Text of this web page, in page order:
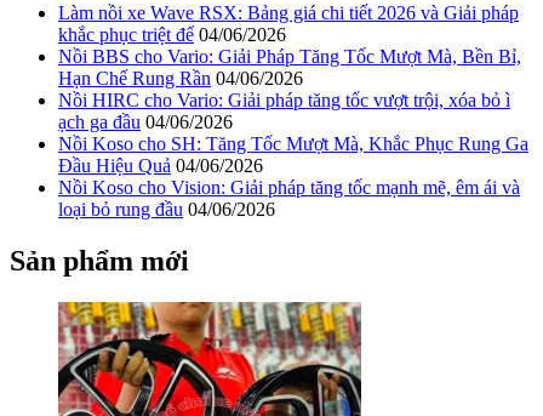
Làm nồi xe Wave RSX: Bảng giá chi tiết 2026 và Giải pháp
khắc phục triệt để 04/06/2026
Nồi BBS cho Vario: Giải Pháp Tăng Tốc Mượt Mà, Bền Bỉ,
Hạn Chế Rung Rần 04/06/2026
Nồi HIRC cho Vario: Giải pháp tăng tốc vượt trội, xóa bỏ ì
ạch ga đầu 04/06/2026
Nồi Koso cho SH: Tăng Tốc Mượt Mà, Khắc Phục Rung Ga
Đầu Hiệu Quả 04/06/2026
Nồi Koso cho Vision: Giải pháp tăng tốc mạnh mẽ, êm ái và
loại bỏ rung đầu 04/06/2026
Sản phẩm mới